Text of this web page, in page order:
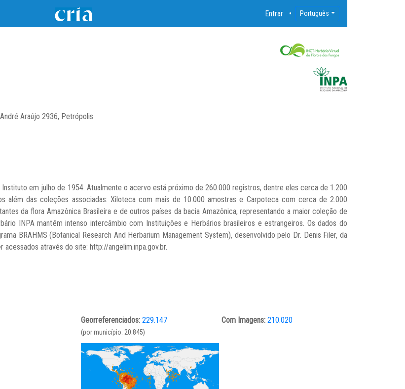
Entrar Português
Araújo 2936, Petrópolis
em julho de 1954. Atualmente o acervo está próximo de 260.000 registros, dentre eles cerca de 1.200
além das coleções associadas: Xiloteca com mais de 10.000 amostras e Carpoteca com cerca de 2.000
da flora Amazônica Brasileira e de outros países da bacia Amazônica, representando a maior coleção de
INPA mantêm intenso intercâmbio com Instituições e Herbários brasileiros e estrangeiros. Os dados do
BRAHMS (Botanical Research And Herbarium Management System), desenvolvido pelo Dr. Denis Filer, da
através do site: http://angelim.inpa.gov.br.
Georreferenciados: 229.147
(por município: 20.845)
Com Imagens: 210.020